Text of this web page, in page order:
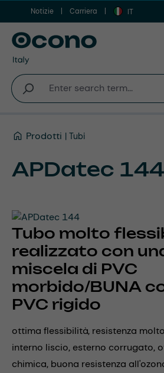
Vai al contenuto principale
Notizie Carriera IT
Prodotti Tubi
APDatec 144
Tubo molto
realizzato con
miscela di PVC
morbido/BUNA
PVC rigido
ottima flessibilità, resistenza
interno liscio, esterno corrugato,
chimica, buona resistenza